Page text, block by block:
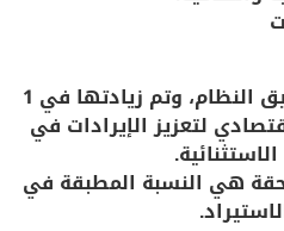
كانت 5% منذ بدء تطبيق النظام، وتم زيادتها في 1
اقتصادي لتعزيز الإيرادات في
هي النسبة المطبقة في